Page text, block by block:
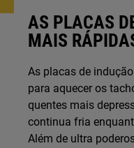
AS PLACAS
MAIS
As placas de
para aquecer os
quentes mais
continua fria
Além de ultra